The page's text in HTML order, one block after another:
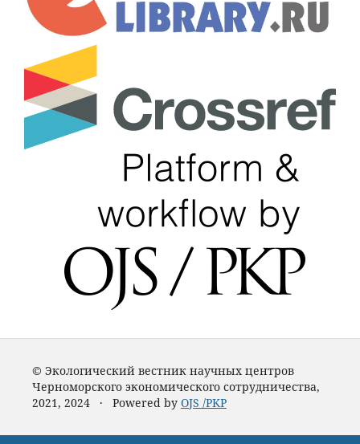
© Экологический вестник научных центров
Черноморского экономического сотрудничества,
2021, 2024 · Powered by OJS /PKP